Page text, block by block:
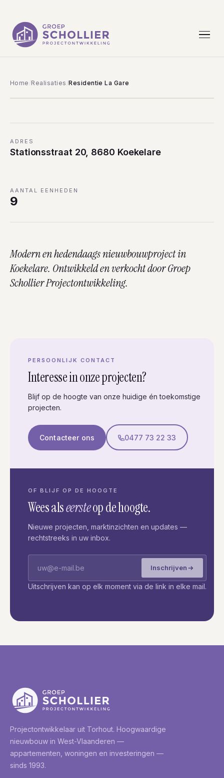
Home Realisaties Residentie La Gare
Residentie La Gare
ADRES
Stationsstraat 20, 8680 Koekelare
AANTAL EENHEDEN
9
Modern en hedendaags nieuwbouwproject in
Koekelare. Ontwikkeld en verkocht door Groep
Schollier Projectontwikkeling.
PERSOONLIJK CONTACT
Interesse in onze projecten?
Blijf op de hoogte van onze huidige én toekomstige
projecten.
Contacteer ons 0477 73 22 33
OF BLIJF OP DE HOOGTE
Wees alseersteop de hoogte.
Nieuwe projecten, marktinzichten en updates —
rechtstreeks in uw inbox.
Inschrijven
Uitschrijven kan op elk moment via de link in elke mail.
Projectontwikkelaar uit Torhout. Hoogwaardige
nieuwbouw in West-Vlaanderen —
appartementen, woningen en investeringen —
sinds 1993.